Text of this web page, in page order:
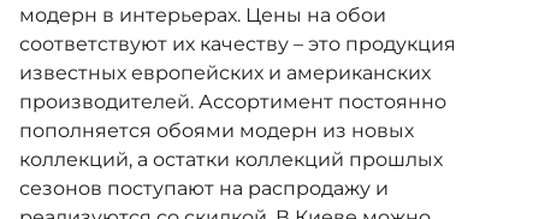
Icons (Cole & Son)
Landscape Plains
Mariinsky Damask
Marquee Stripes
модерн в интерьерах. Цены на обои
соответствуют их качеству – это продукция
известных европейских и американских
производителей. Ассортимент постоянно
пополняется обоями модерн из новых
коллекций, а остатки коллекций прошлых
сезонов поступают на распродажу и